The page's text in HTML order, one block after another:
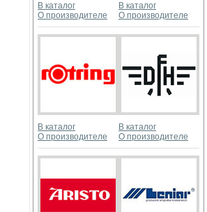
В каталог
О производителе
В каталог
О производителе
В каталог
О производителе
В каталог
О производителе